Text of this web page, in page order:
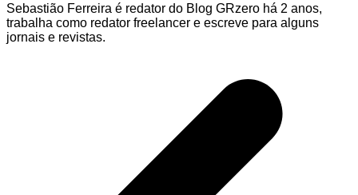
Sebastião Ferreira é redator do Blog GRzero há 2 anos,
trabalha como redator freelancer e escreve para alguns
jornais e revistas.